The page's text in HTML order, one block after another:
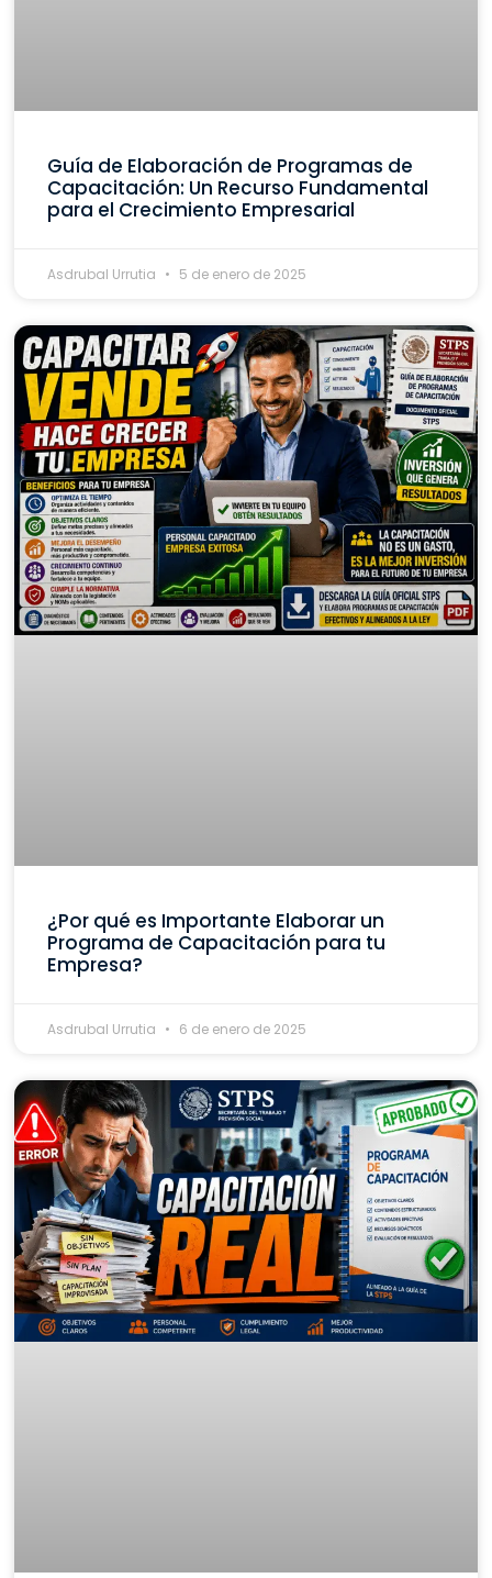
Guía de Elaboración de Programas de
Capacitación: Un Recurso Fundamental
para el Crecimiento Empresarial
Asdrubal Urrutia 5 de enero de 2025
¿Por qué es Importante Elaborar un
Programa de Capacitación para tu
Empresa?
Asdrubal Urrutia 6 de enero de 2025